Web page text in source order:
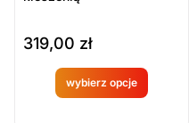
319,00 zł
wybierz opcje
Produkt